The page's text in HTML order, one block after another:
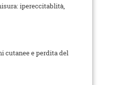
ipereccitablità,
cutanee e perdita del